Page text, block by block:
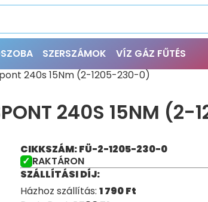
SZERSZÁMOK VÍZ GÁZ FŰTÉS
240s 15Nm (2-1205-230-0)
240S 15NM
CIKKSZÁM: FÜ-2-1205-230-0
RAKTÁRON
SZÁLLÍTÁSI DÍJ:
Házhoz szállítás: 1 790Ft